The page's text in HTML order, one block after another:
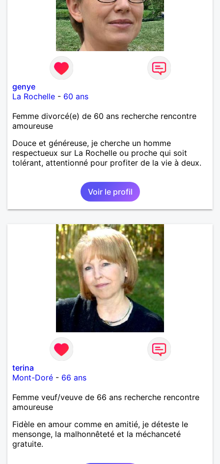
genye
La Rochelle - 60 ans
Femme divorcé(e) de 60 ans recherche rencontre
amoureuse
Douce et généreuse, je cherche un homme
respectueux sur La Rochelle ou proche qui soit
tolérant, attentionné pour profiter de la vie à deux.
Voir le profil
terina
Mont-Doré - 66 ans
Femme veuf/veuve de 66 ans recherche rencontre
amoureuse
Fidèle en amour comme en amitié, je déteste le
mensonge, la malhonnêteté et la méchanceté
gratuite.